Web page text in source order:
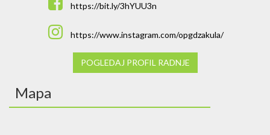
https://bit.ly/3hYUU3n
https://www.instagram.com/opgdzakula/
POGLEDAJ PROFIL RADNJE
Mapa